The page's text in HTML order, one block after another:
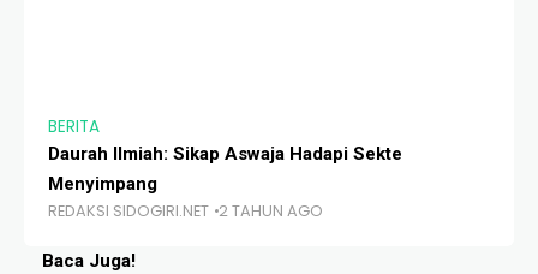
BERITA
Daurah Ilmiah: Sikap Aswaja Hadapi Sekte
Menyimpang
REDAKSI SIDOGIRI.NET 2 TAHUN AGO
Baca Juga!